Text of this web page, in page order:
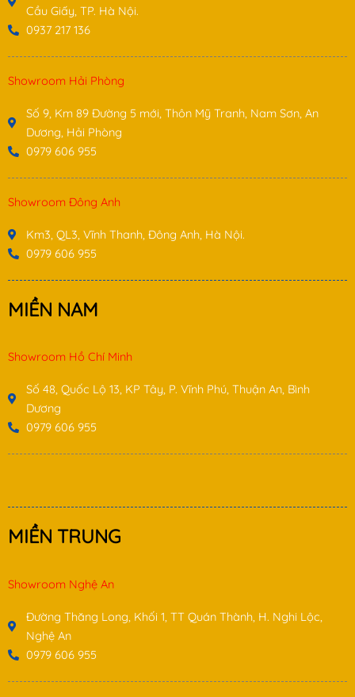
Cầu Giấy, TP. Hà Nội.
0937 217 136
Showroom Hải Phòng
Số 9, Km 89 Đường 5 mới, Thôn Mỹ Tranh, Nam Sơn, An
Dương, Hải Phòng
0979 606 955
Showroom Đông Anh
Km3, QL3, Vĩnh Thanh, Đông Anh, Hà Nội.
0979 606 955
MIỀN NAM
Showroom Hồ Chí Minh
Số 48, Quốc Lộ 13, KP Tây, P. Vĩnh Phú, Thuận An, Bình
Dương
0979 606 955
MIỀN TRUNG
Showroom Nghệ An
Đường Thăng Long, Khối 1, TT Quán Thành, H. Nghi Lộc,
Nghệ An
0979 606 955